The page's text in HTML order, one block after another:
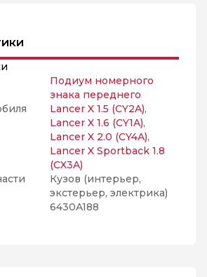
Подиум номерного
знака переднего
Lancer X 1.5 (CY2A),
Lancer X 1.6 (CY1A),
Lancer X 2.0 (CY4A),
Lancer X Sportback 1.8
(CX3A)
Кузов (интерьер,
экстерьер, электрика)
6430A188